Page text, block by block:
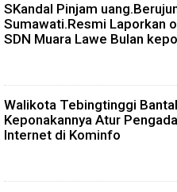
SKandal Pinjam
Sumawati.Resmi Laporkan
SDN Muara Lawe Bulan
Walikota Tebingtinggi
Keponakannya Atur
Internet di Kominfo